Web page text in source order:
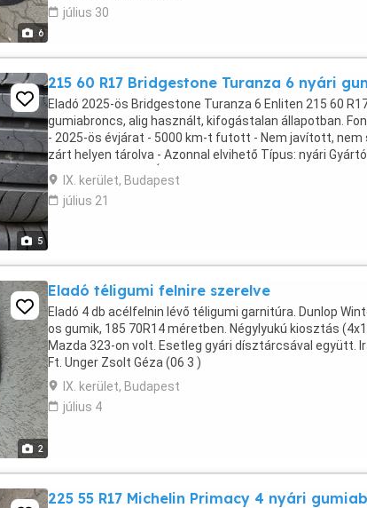
6
július 30
5
215 60 R17 Bridgestone Turanza 6 nyári
Eladó 2025-ös Bridgestone Turanza 6 Enliten 215 60
gumiabroncs, alig használt, kifogástalan állapotban.
- 2025-ös évjárat - 5000 km-t futott - Nem javított, nem
zárt helyen tárolva - Azonnal elvihető Típus: nyári
Méret: 215 60 R17 Ár: ...
IX. kerület, Budapest
július 21
2
Eladó téligumi felnire szerelve
Eladó 4 db acélfelnin lévő téligumi garnitúra. Dunlop
os gumik, 185 70R14 méretben. Négylyukú kiosztás
Mazda 323-on volt. Esetleg gyári dísztárcsával együtt.
Ft. Unger Zsolt Géza (06 3 )
IX. kerület, Budapest
július 4
225 55 R17 Michelin Primacy 4 nyári